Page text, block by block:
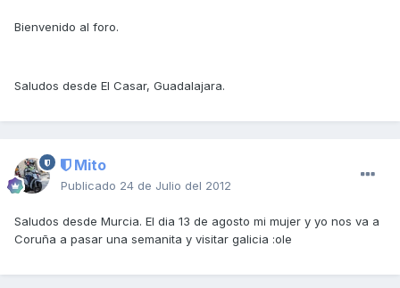
Bienvenido al foro.
Saludos desde El Casar, Guadalajara.
Mito
Publicado 24 de Julio del 2012
Saludos desde Murcia. El dia 13 de agosto mi mujer y yo nos va a
Coruña a pasar una semanita y visitar galicia :ole